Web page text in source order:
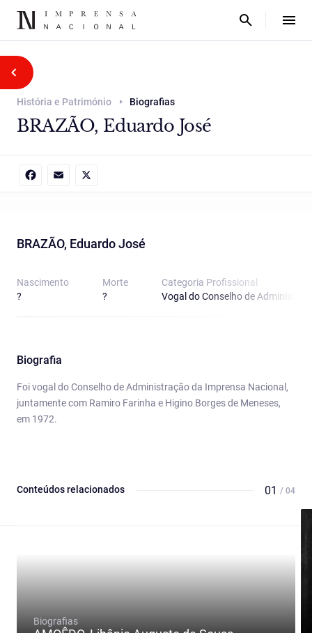
História e Património Biografias
BRAZÃO, Eduardo José
BRAZÃO, Eduardo José
Nascimento
?
Morte
?
Categoria Proﬁssional
Vogal do Conselho de
Biografia
Foi vogal do Conselho de Administração da Imprensa Nacional,
juntamente com Ramiro Farinha e Higino Borges de Meneses,
em 1972.
Conteúdos relacionados 01 / 04
Biografias